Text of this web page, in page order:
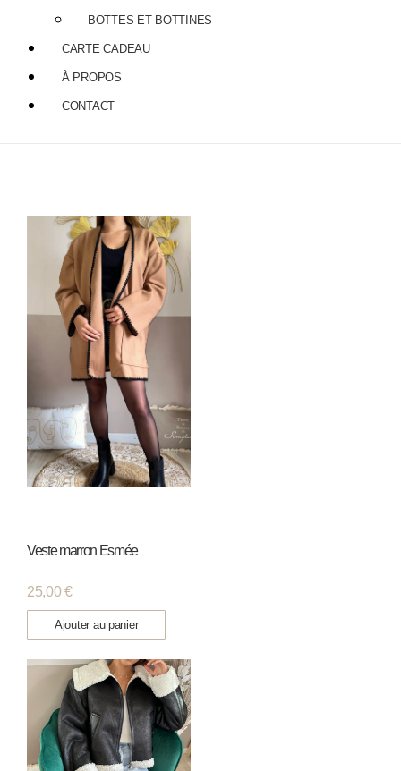
BOTTES ET BOTTINES
CARTE CADEAU
À PROPOS
CONTACT
Veste marron Esmée
25,00€
Ajouter au panier